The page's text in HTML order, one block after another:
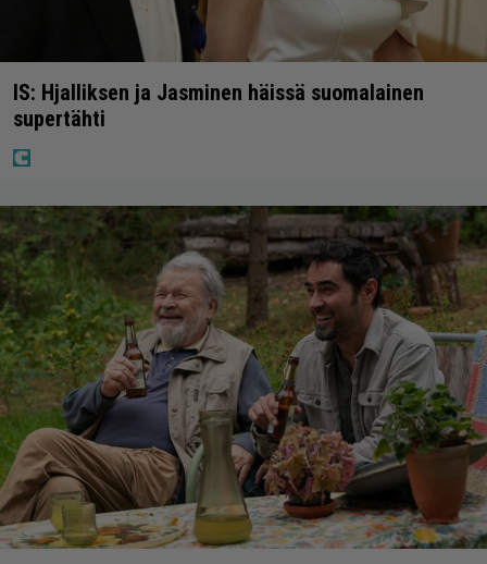
IS: Hjalliksen ja Jasminen häissä suomalainen
supertähti